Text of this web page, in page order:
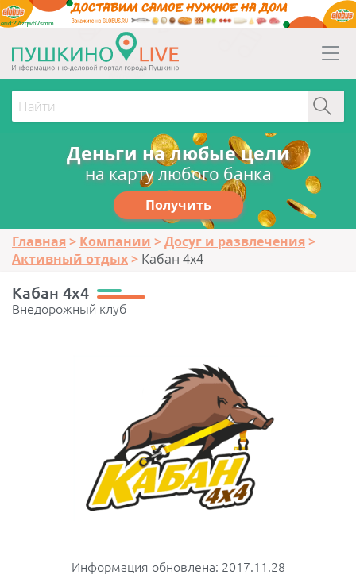
erid:2Vtzqw6Vsmm
Деньги на любые цели
на карту любого банка
Получить
Главная Компании
Досуг и развлечения
Активный отдых
Кабан 4х4
Кабан 4х4
Внедорожный клуб
Информация обновлена: 2017.11.28